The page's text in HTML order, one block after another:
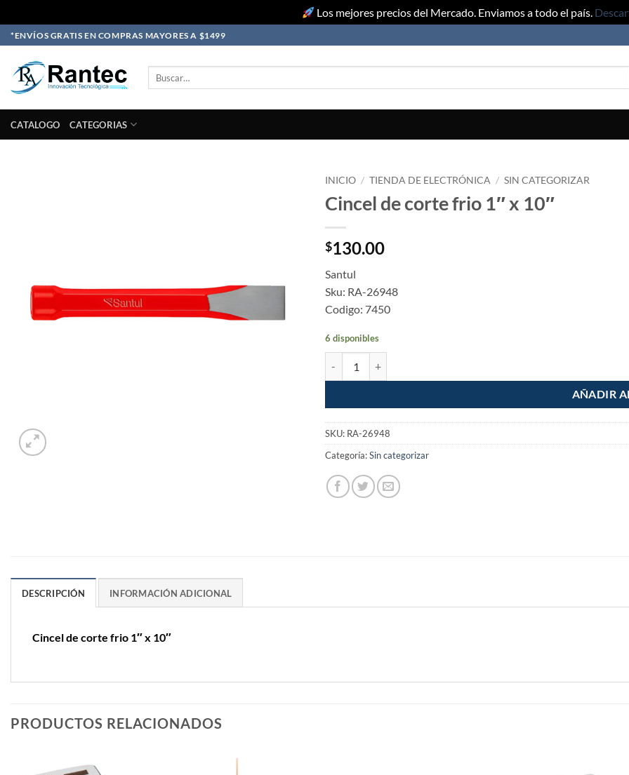
Los mejores precios del Mercado. Enviamos a todo el país.
Skip
to
content
*ENVÍOS GRATIS EN COMPRAS MAYORES A $1499
CATALOGO CATEGORIAS
INICIO / TIENDA DE ELECTRÓNICA / SIN CATEGORIZAR
Cincel de corte frio 1″ x 10″
$130.00
Santul
Sku: RA-26948
Codigo: 7450
6 disponibles
AÑADIR
SKU: RA-26948
Categoría:Sin categorizar
DESCRIPCIÓN INFORMACIÓN ADICIONAL
Cincel de corte frio 1″ x 10″
PRODUCTOS RELACIONADOS